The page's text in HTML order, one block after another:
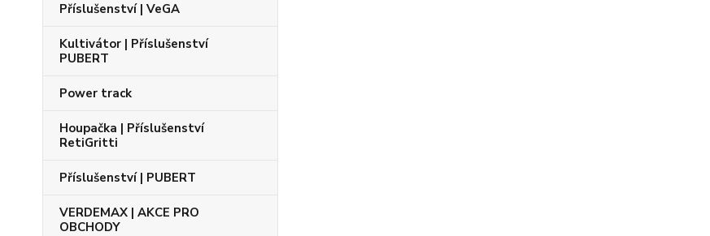
Příslušenství | VeGA
Kultivátor | Příslušenství
PUBERT
Power track
Houpačka | Příslušenství
RetiGritti
Příslušenství | PUBERT
VERDEMAX | AKCE PRO
OBCHODY